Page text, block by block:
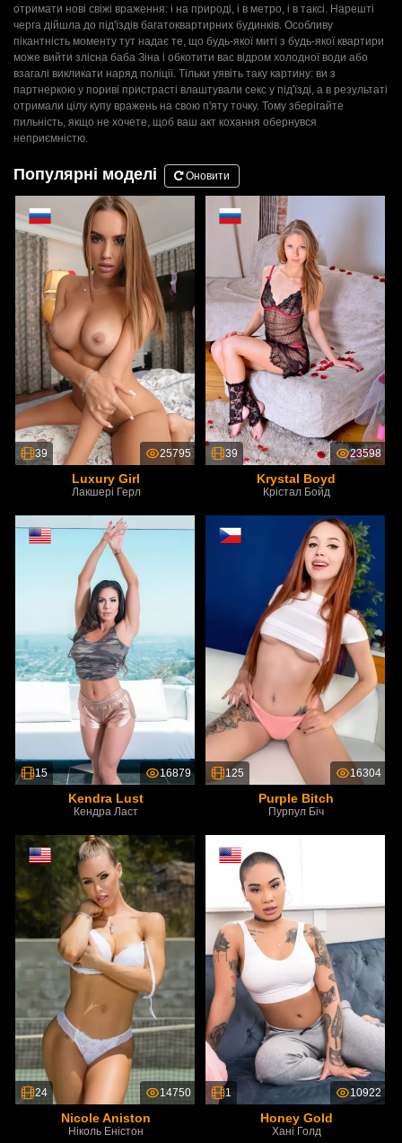
отримати нові свіжі враження: і на природі, і в метро, ​​і в таксі. Нарешті
черга дійшла до під'їздів багатоквартирних будинків. Особливу
пікантність моменту тут надає те, що будь-якої миті з будь-якої квартири
може вийти злісна баба Зіна і обкотити вас відром холодної води або
взагалі викликати наряд поліції. Тільки уявіть таку картину: ви з
партнеркою у пориві пристрасті влаштували секс у під'їзді, а в результаті
отримали цілу купу вражень на свою п'яту точку. Тому зберігайте
пильність, якщо не хочете, щоб ваш акт кохання обернувся
неприємністю.
Популярні моделі Оновити
39 25795
Luxury Girl
Лакшері Герл
39 23598
Krystal Boyd
Крістал Бойд
15 16879
Kendra Lust
Кендра Ласт
125 16304
Purple Bitch
Пурпул Біч
24 14750
Nicole Aniston
Ніколь Еністон
1 10922
Honey Gold
Хані Голд